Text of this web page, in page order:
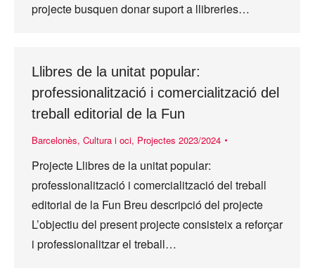
projecte busquen donar suport a llibreries…
Llibres de la unitat popular:
professionalització i comercialització del
treball editorial de la Fun
Barcelonès, Cultura i oci, Projectes 2023/2024
Projecte Llibres de la unitat popular:
professionalització i comercialització del treball
editorial de la Fun Breu descripció del projecte
L’objectiu del present projecte consisteix a reforçar
i professionalitzar el treball…